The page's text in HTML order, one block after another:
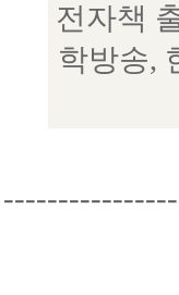
전자책
학방송,